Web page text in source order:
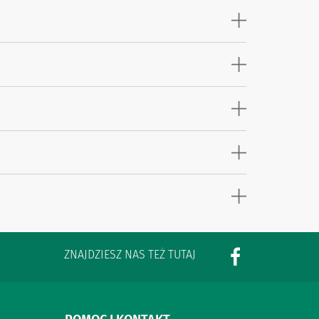
ZNAJDZIESZ NAS TEŻ TUTAJ